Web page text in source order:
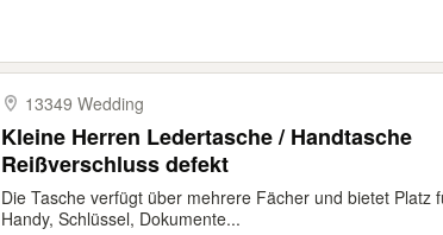
13349 Wedding
Kleine Herren Ledertasche / Handtasche
Reißverschluss defekt
Die Tasche verfügt über mehrere Fächer und bietet Platz
Handy, Schlüssel, Dokumente...